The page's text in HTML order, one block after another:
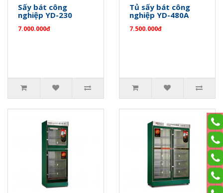
Sấy bát công
nghiệp YD-230
7.000.000đ
Tủ sấy bát công
nghiệp YD-480A
7.500.000đ